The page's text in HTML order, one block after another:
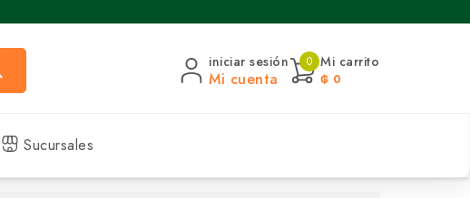
iniciar sesión
Mi cuenta
0 Mi carrito
₲ 0
Sucursales